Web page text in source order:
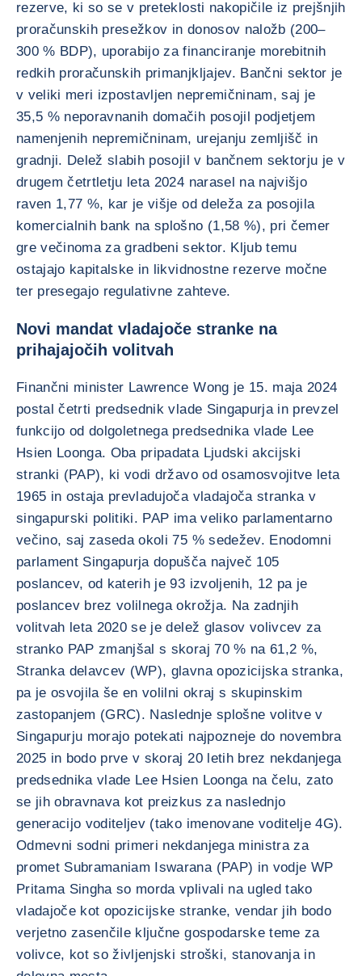
rezerve, ki so se v preteklosti nakopičile iz prejšnjih
proračunskih presežkov in donosov naložb (200–
300 % BDP), uporabijo za financiranje morebitnih
redkih proračunskih primanjkljajev. Bančni sektor je
v veliki meri izpostavljen nepremičninam, saj je
35,5 % neporavnanih domačih posojil podjetjem
namenjenih nepremičninam, urejanju zemljišč in
gradnji. Delež slabih posojil v bančnem sektorju je v
drugem četrtletju leta 2024 narasel na najvišjo
raven 1,77 %, kar je višje od deleža za posojila
komercialnih bank na splošno (1,58 %), pri čemer
gre večinoma za gradbeni sektor. Kljub temu
ostajajo kapitalske in likvidnostne rezerve močne
ter presegajo regulativne zahteve.
Novi mandat vladajoče stranke na
prihajajočih volitvah
Finančni minister Lawrence Wong je 15. maja 2024
postal četrti predsednik vlade Singapurja in prevzel
funkcijo od dolgoletnega predsednika vlade Lee
Hsien Loonga. Oba pripadata Ljudski akcijski
stranki (PAP), ki vodi državo od osamosvojitve leta
1965 in ostaja prevladujoča vladajoča stranka v
singapurski politiki. PAP ima veliko parlamentarno
večino, saj zaseda okoli 75 % sedežev. Enodomni
parlament Singapurja dopušča največ 105
poslancev, od katerih je 93 izvoljenih, 12 pa je
poslancev brez volilnega okrožja. Na zadnjih
volitvah leta 2020 se je delež glasov volivcev za
stranko PAP zmanjšal s skoraj 70 % na 61,2 %,
Stranka delavcev (WP), glavna opozicijska stranka,
pa je osvojila še en volilni okraj s skupinskim
zastopanjem (GRC). Naslednje splošne volitve v
Singapurju morajo potekati najpozneje do novembra
2025 in bodo prve v skoraj 20 letih brez nekdanjega
predsednika vlade Lee Hsien Loonga na čelu, zato
se jih obravnava kot preizkus za naslednjo
generacijo voditeljev (tako imenovane voditelje 4G).
Odmevni sodni primeri nekdanjega ministra za
promet Subramaniam Iswarana (PAP) in vodje WP
Pritama Singha so morda vplivali na ugled tako
vladajoče kot opozicijske stranke, vendar jih bodo
verjetno zasenčile ključne gospodarske teme za
volivce, kot so življenjski stroški, stanovanja in